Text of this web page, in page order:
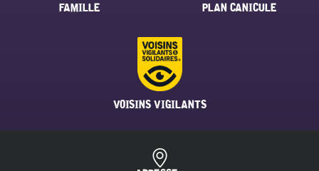
FAMILLE
PLAN CANICULE
VOISINS VIGILANTS